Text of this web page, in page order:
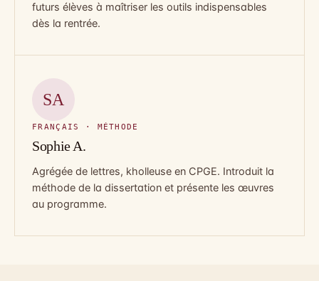
futurs élèves à maîtriser les outils indispensables
dès la rentrée.
SA
FRANÇAIS · MÉTHODE
Sophie A.
Agrégée de lettres, kholleuse en CPGE. Introduit la
méthode de la dissertation et présente les œuvres
au programme.